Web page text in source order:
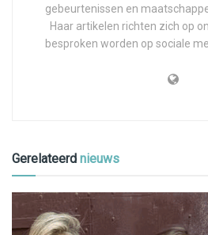
gebeurtenissen en
Haar artikelen richten zich op
besproken worden op sociale
Gerelateerd nieuws